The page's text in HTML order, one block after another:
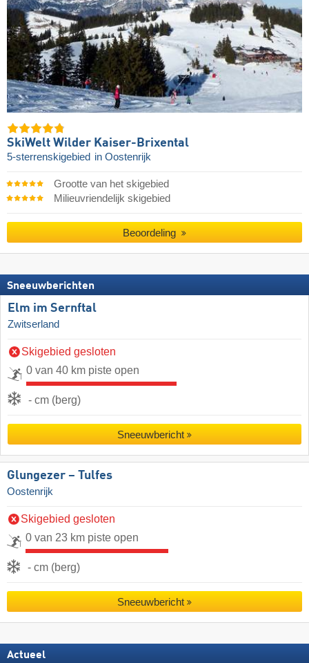
SkiWelt Wilder Kaiser-Brixental
5-sterrenskigebied in Oostenrijk
Grootte van het skigebied
Milieuvriendelijk skigebied
Beoordeling
Sneeuwberichten
Elm im Sernftal
Zwitserland
Skigebied gesloten
0 van 40 km piste open
- cm (berg)
Sneeuwbericht
Glungezer – Tulfes
Oostenrijk
Skigebied gesloten
0 van 23 km piste open
- cm (berg)
Sneeuwbericht
Actueel